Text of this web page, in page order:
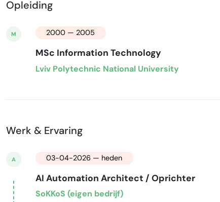
Opleiding
M 2000 — 2005
MSc Information Technology
Lviv Polytechnic National University
Werk & Ervaring
A 03-04-2026 — heden
AI Automation Architect / Oprichter
SoKKoS (eigen bedrijf)